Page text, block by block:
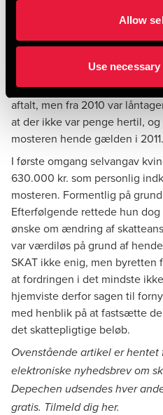
Allow
Use
det tidspunkt, hvor den
tanken, at gælden skulle
længstlevende af
Frem til og med 2009 blev
aftalt, men fra 2010 var
at der ikke var penge hertil,
mosteren hende gælden i 2011.
I første omgang selvangav
630.000 kr. som personlig
mosteren. Formentlig på
Efterfølgende rettede hun
ønske om ændring af
var værdiløs på grund af
SKAT ikke enig, men byretten
at fordringen i det mindste
hjemviste derfor sagen til
med henblik på at fastsætte
det skattepligtige beløb.
Ovenstående artikel er hentet
elektroniske nyhedsbrev om
Depechen udsendes hver
gratis. Tilmeld dig her.